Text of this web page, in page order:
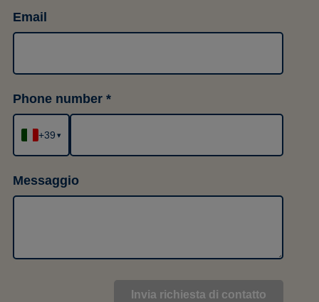
Email
Phone number
+39 ▾
Messaggio